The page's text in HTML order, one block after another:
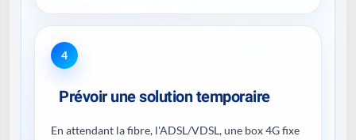
4
Prévoir une solution temporaire
En attendant la fibre, l'ADSL/VDSL, une box 4G fixe